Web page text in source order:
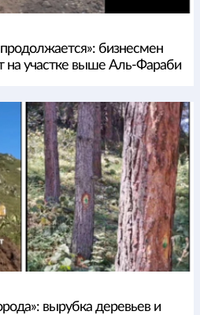
бизнесмен
на участке выше Аль-Фараби
вырубка деревьев и